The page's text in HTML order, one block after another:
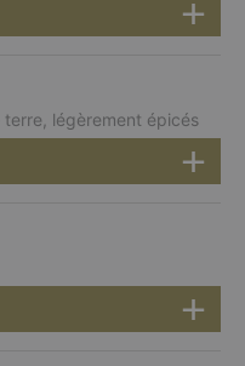
légèrement épicés